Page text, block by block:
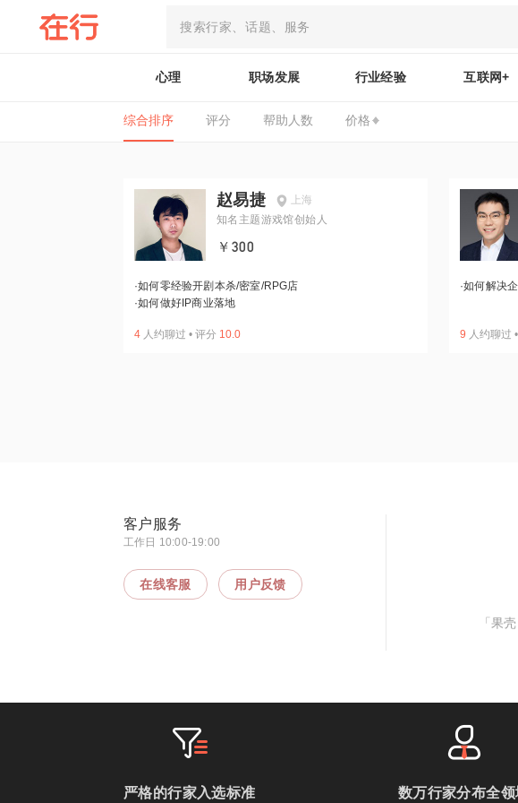
心理 职场发展 行业经验 互联网+
综合排序 评分 帮助人数 价格
赵易捷
上海
知名主题游戏馆创始人
￥300
·如何零经验开剧本杀/密室/RPG店
·如何做好IP商业落地
4 人约聊过 • 评分 10.0
·如何解决
9 人约聊过 •
客户服务
工作日 10:00-19:00
在线客服 用户反馈
「果
严格的行家入选标准 数万行家分布全领